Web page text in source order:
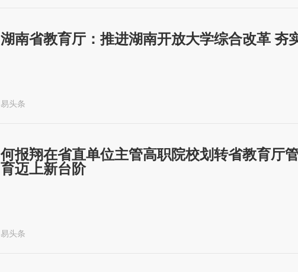
湖南省教育厅：推进湖南开放大学综合改革 夯
易头条
何报翔在省直单位主管高职院校划转省教育厅
育迈上新台阶
易头条